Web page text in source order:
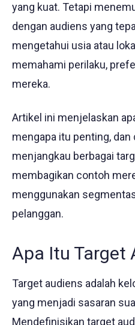
yang kuat. Tetapi
dengan audiens yang
mengetahui usia atau
memahami perilaku,
mereka.
Artikel ini menjelaskan
mengapa itu penting,
menjangkau berbagai
membagikan contoh
menggunakan
pelanggan.
Apa Itu Target
Target audiens adalah
yang menjadi sasaran
Mendefinisikan target